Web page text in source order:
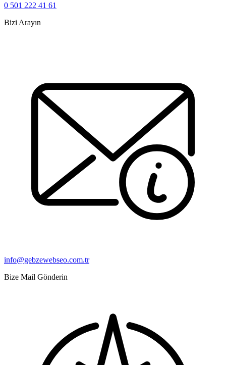
0 501 222 41 61
Bizi Arayın
info@gebzewebseo.com.tr
Bize Mail Gönderin